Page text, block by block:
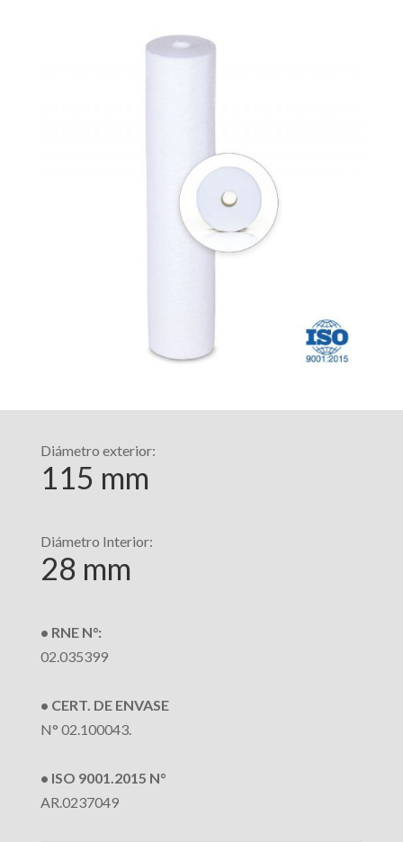
Diámetro exterior:
115 mm
Diámetro Interior:
28 mm
• RNE N°:
02.035399
• CERT. DE ENVASE
N° 02.100043.
• ISO 9001.2015 N°
AR.0237049